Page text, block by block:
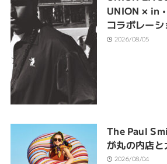
UNION × in
コラボレー
2026/08/05
The Paul
が丸の内店
2026/08/04